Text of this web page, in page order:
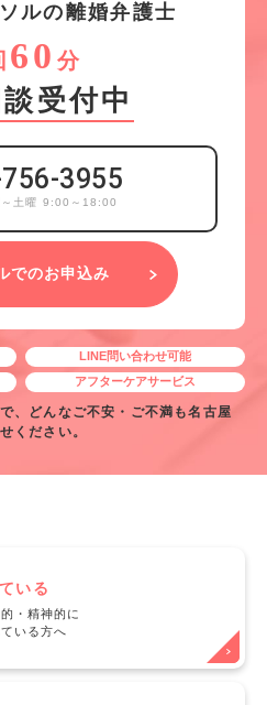
ソルの離婚弁護士
60 分
受付中
3955
～土曜 9:00～18:00
でのお申込み
LINE問い合わせ可能
アフターケアサービス
、どんなご不安・ご不満も名古屋
ください。
いる
・精神的に
いる方へ